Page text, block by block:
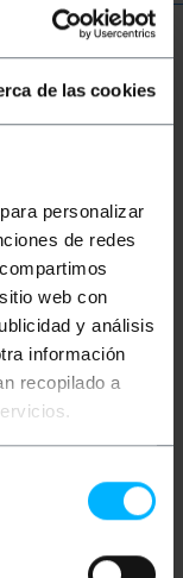
de las cookies
personalizar
de redes
web con
y análisis
información
recopilado a
que está
TIA
multimodo
?m e
a uma
duplo
duplo
100%,
Halogen
125
3,0 mm
verde).